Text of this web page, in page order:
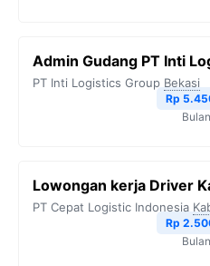
Admin Gudang PT Inti
PT Inti Logistics Group Bekasi
Rp
Lowongan kerja Driver
PT Cepat Logistic Indonesia
Rp